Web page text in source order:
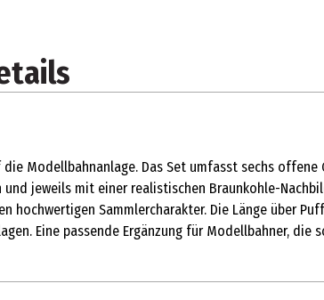
Modellbahnanlage. Das Set umfasst sechs offene
und jeweils mit einer realistischen Braunkohle-
Sammlercharakter. Die Länge über
Eine passende Ergänzung für Modellbahner, die